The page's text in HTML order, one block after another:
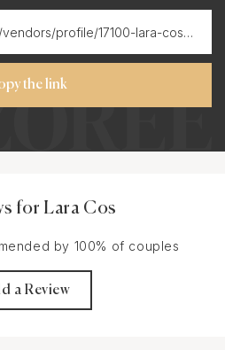
the link
for Lara Cos
by 100% of couples
a Review